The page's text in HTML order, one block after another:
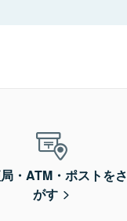
・ATM・ポストをさ
がす